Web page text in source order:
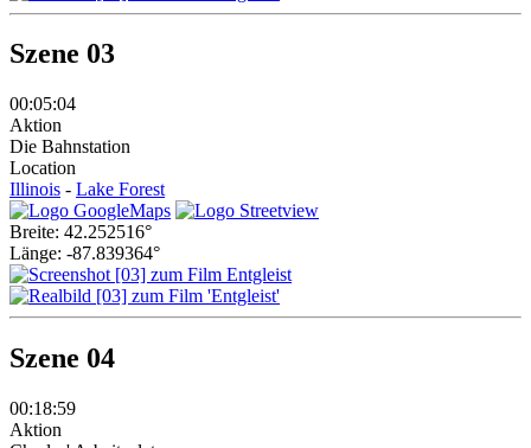
Szene 03
00:05:04
Aktion
Die Bahnstation
Location
Illinois - Lake Forest
Breite: 42.252516°
Länge: -87.839364°
Szene 04
00:18:59
Aktion